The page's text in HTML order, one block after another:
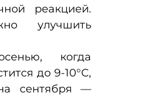
реакцией.
улучшить
когда
до 9-10°С,
сентября —